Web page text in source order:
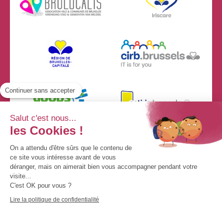
© By Poush
Continuer sans accepter
Salut c'est nous...
les Cookies !
On a attendu d'être sûrs que le contenu de
ce site vous intéresse avant de vous
déranger, mais on aimerait bien vous accompagner pendant votre
visite...
C'est OK pour vous ?
Lire la politique de confidentialité